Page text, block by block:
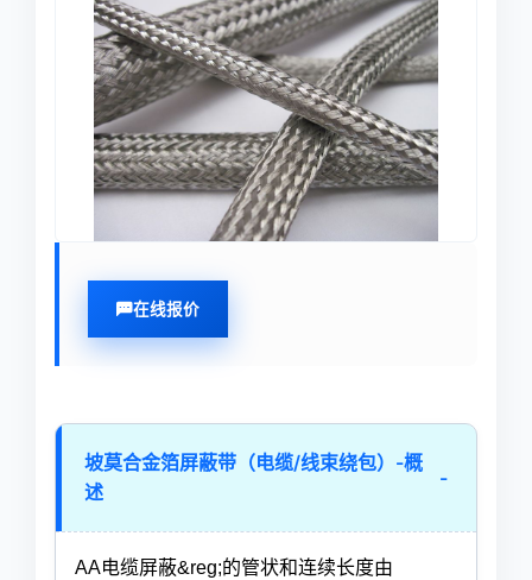
在线报价
坡莫合金箔屏蔽带（电缆/线束绕包）-概
述
-
AA电缆屏蔽&reg;的管状和连续长度由